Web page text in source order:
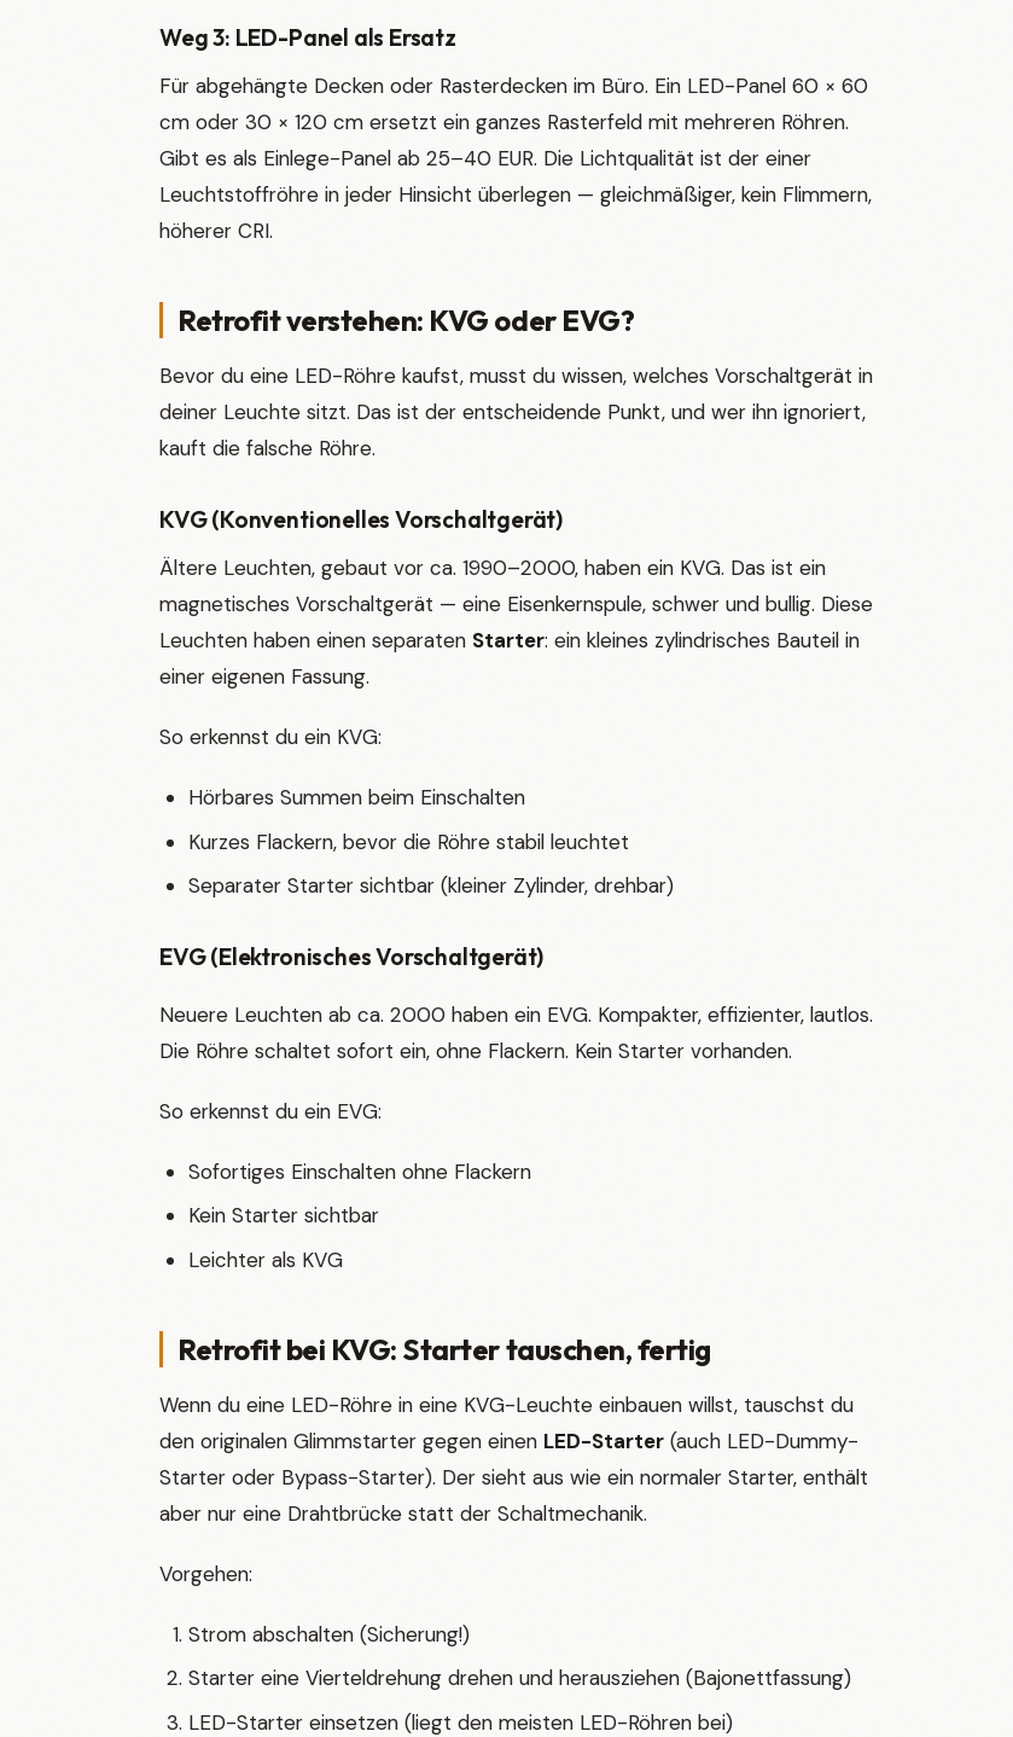
Weg 3: LED-Panel als Ersatz
Für abgehängte Decken oder Rasterdecken im Büro. Ein LED-Panel 60 × 60
cm oder 30 × 120 cm ersetzt ein ganzes Rasterfeld mit mehreren Röhren.
Gibt es als Einlege-Panel ab 25–40 EUR. Die Lichtqualität ist der einer
Leuchtstoffröhre in jeder Hinsicht überlegen — gleichmäßiger, kein Flimmern,
höherer CRI.
Retrofit verstehen: KVG oder EVG?
Bevor du eine LED-Röhre kaufst, musst du wissen, welches Vorschaltgerät in
deiner Leuchte sitzt. Das ist der entscheidende Punkt, und wer ihn ignoriert,
kauft die falsche Röhre.
KVG (Konventionelles Vorschaltgerät)
Ältere Leuchten, gebaut vor ca. 1990–2000, haben ein KVG. Das ist ein
magnetisches Vorschaltgerät — eine Eisenkernspule, schwer und bullig. Diese
Leuchten haben einen separaten Starter: ein kleines zylindrisches Bauteil in
einer eigenen Fassung.
So erkennst du ein KVG:
Hörbares Summen beim Einschalten
Kurzes Flackern, bevor die Röhre stabil leuchtet
Separater Starter sichtbar (kleiner Zylinder, drehbar)
EVG (Elektronisches Vorschaltgerät)
Neuere Leuchten ab ca. 2000 haben ein EVG. Kompakter, effizienter, lautlos.
Die Röhre schaltet sofort ein, ohne Flackern. Kein Starter vorhanden.
So erkennst du ein EVG:
Sofortiges Einschalten ohne Flackern
Kein Starter sichtbar
Leichter als KVG
Retrofit bei KVG: Starter tauschen, fertig
Wenn du eine LED-Röhre in eine KVG-Leuchte einbauen willst, tauschst du
den originalen Glimmstarter gegen einen LED-Starter (auch LED-Dummy-
Starter oder Bypass-Starter). Der sieht aus wie ein normaler Starter, enthält
aber nur eine Drahtbrücke statt der Schaltmechanik.
Vorgehen:
Strom abschalten (Sicherung!)
Starter eine Vierteldrehung drehen und herausziehen (Bajonettfassung)
LED-Starter einsetzen (liegt den meisten LED-Röhren bei)